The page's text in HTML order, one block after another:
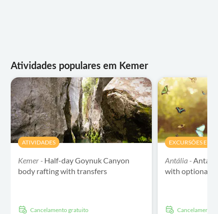
Atividades populares em Kemer
ATIVIDADES
Kemer - Half-day Goynuk Canyon
body rafting with transfers
Cancelamento gratuito
EXCURSÕES E
Antália -
with optional
Cancelamento